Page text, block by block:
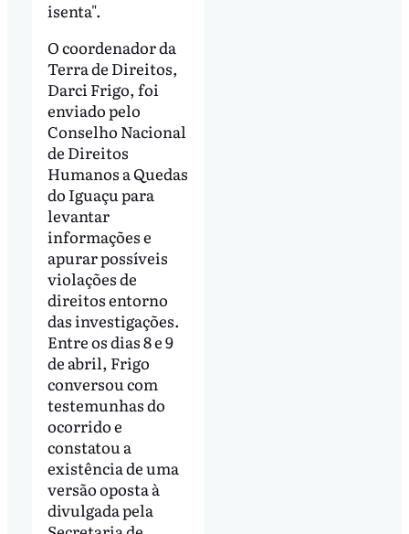
isenta".
O coordenador da
Terra de Direitos,
Darci Frigo, foi
enviado pelo
Conselho Nacional
de Direitos
Humanos a Quedas
do Iguaçu para
levantar
informações e
apurar possíveis
violações de
direitos entorno
das investigações.
Entre os dias 8 e 9
de abril, Frigo
conversou com
testemunhas do
ocorrido e
constatou a
existência de uma
versão oposta à
divulgada pela